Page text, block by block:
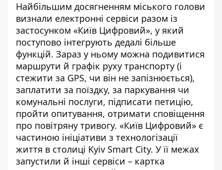
Найбільшим досягненням міського голови
визнали електронні сервіси разом із
застосунком «Київ Цифровий», у який
поступово інтегрують дедалі більше
функцій. Зараз у ньому можна подивитися
маршрути й графік руху транспорту (і
стежити за GPS, чи він не запізнюється),
заплатити за поїздку, за паркування чи
комунальні послуги, підписати петицію,
пройти опитування, отримати сповіщення
про повітряну тривогу. «Київ Цифровий» є
частиною ініціативи з технологізації
життя в столиці ​​Kyiv Smart City. У її межах
запустили й інші сервіси – картка